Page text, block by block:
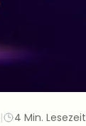
| 4 Min. Lesezeit